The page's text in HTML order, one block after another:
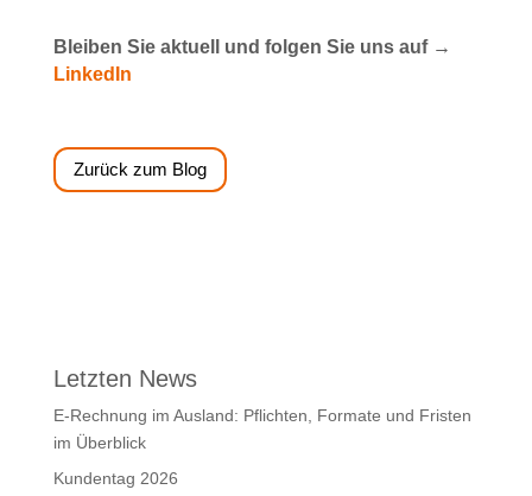
Bleiben Sie aktuell und folgen Sie uns auf →
LinkedIn
Zurück zum Blog
Letzten News
E-Rechnung im Ausland: Pflichten, Formate und Fristen
im Überblick
Kundentag 2026